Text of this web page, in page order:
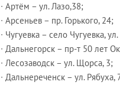
∙ Артём – ул. Лазо,38;
∙ Арсеньев – пр. Горького, 24;
∙ Чугуевка – село Чугуевка,
∙ Дальнегорск – пр-т 50 лет
∙ Лесозаводск – ул. Щорса, 3;
∙ Дальнереченск – ул. Рябуха,